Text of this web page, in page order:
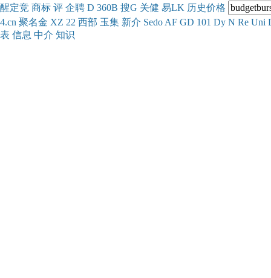
醒定竞 商标 评 企聘 D 360B 搜G 关健 易LK 历史价格
4.cn 聚名金 XZ 22 西部 玉集 新介 Sedo AF GD 101 Dy N Re Uni
表 信息 中介 知识